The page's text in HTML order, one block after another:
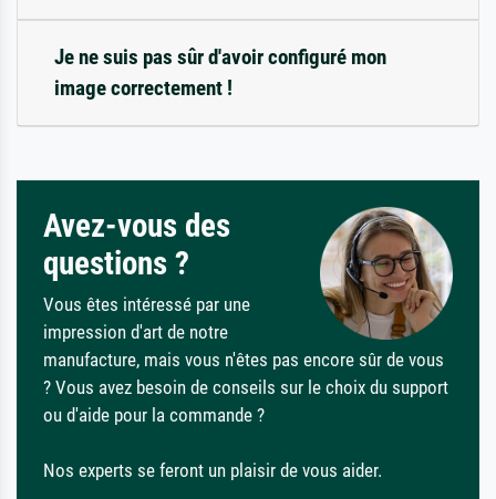
Je ne suis pas sûr d'avoir configuré mon
image correctement !
Avez-vous des
questions ?
Vous êtes intéressé par une
impression d'art de notre
manufacture, mais vous n'êtes pas encore sûr de vous
? Vous avez besoin de conseils sur le choix du support
ou d'aide pour la commande ?
Nos experts se feront un plaisir de vous aider.